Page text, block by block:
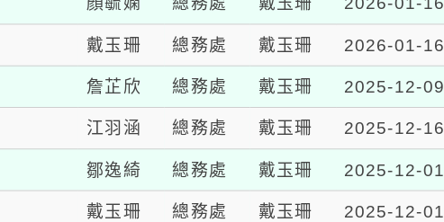
戴玉珊 總務處 戴玉珊 2026-01-16
詹芷欣 總務處 戴玉珊 2025-12-09
江羽涵 總務處 戴玉珊 2025-12-16
鄒逸綺 總務處 戴玉珊 2025-12-01
戴玉珊 總務處 戴玉珊 2025-12-01